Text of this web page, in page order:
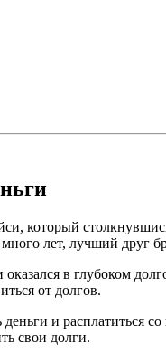
который
лет, лучший друг
в глубоком
от долгов.
и расплатиться
свои долги.